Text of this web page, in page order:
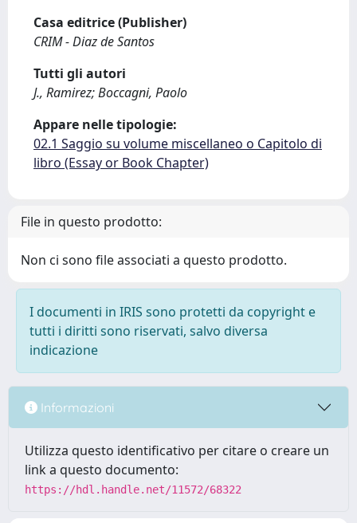
Casa editrice (Publisher)
CRIM - Diaz de Santos
Tutti gli autori
J., Ramirez; Boccagni, Paolo
Appare nelle tipologie:
02.1 Saggio su volume miscellaneo o Capitolo di
libro (Essay or Book Chapter)
File in questo prodotto:
Non ci sono file associati a questo prodotto.
I documenti in IRIS sono protetti da copyright e
tutti i diritti sono riservati, salvo diversa
indicazione
Informazioni
Utilizza questo identificativo per citare o creare un
link a questo documento:
https://hdl.handle.net/11572/68322